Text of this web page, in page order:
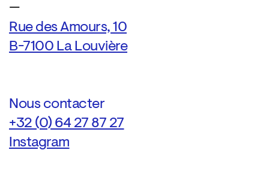
—
Rue des Amours, 10
B-7100 La Louvière
Nous contacter
+32 (0) 64 27 87 27
Instagram